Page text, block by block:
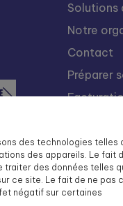
des technologies telles
des appareils. Le fait
des données telles
ce site. Le fait de ne pas
négatif sur certaines
Solutions
Notre
Contact
Préparer
Liste des
SOS